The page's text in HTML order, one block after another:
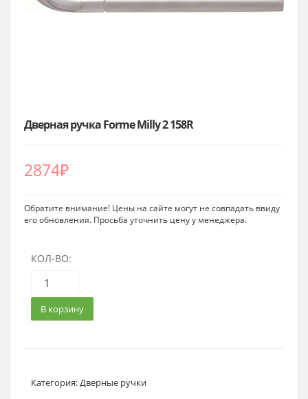
Дверная ручка Forme Milly 2 158R
2874₽
Обратите внимание! Цены на сайте могут не совпадать ввиду
его обновления. Просьба уточнить цену у менеджера.
КОЛ-ВО:
В корзину
Категория:Дверные ручки